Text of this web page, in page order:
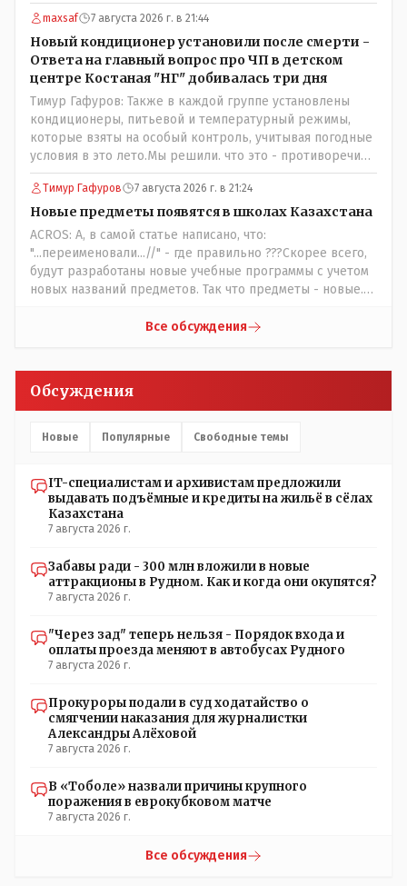
наверху , близко расположенные к гос.бюджету-
наверняка они знают что делают.
maxsaf 7 августа 2026 г. в 21:44
Новый кондиционер установили после смерти -
Ответа на главный вопрос про ЧП в детском
центре Костаная "НГ" добивалась три дня
Тимур Гафуров: Также в каждой группе установлены
кондиционеры, питьевой и температурный режимы,
которые взяты на особый контроль, учитывая погодные
условия в это лето.Мы решили. что это - противоречие.
Вы считаете иначе?Ну тут противоречия нет. Этот
комментарий прозвучал на следующий день после
трагедии, то есть 29 июля, когда спешно установили и
воду, и новые кондиционеры, и впервые поставили
температурный режим на контроль. То есть первая
часть - информация до трагедии, вторая часть -
информация после трагедии, когда все уже было
Тимур Гафуров 7 августа 2026 г. в 21:24
Новые предметы появятся в школах Казахстана
ACROS: А, в самой статье написано, что:
"...переименовали...//" - где правильно ???Скорее всего,
будут разработаны новые учебные программы с учетом
новых названий предметов. Так что предметы - новые.
Все обсуждения
Обсуждения
Новые Популярные Свободные темы
IT-специалистам и архивистам предложили
выдавать подъёмные и кредиты на жильё в сёлах
Казахстана
7 августа 2026 г.
Забавы ради - 300 млн вложили в новые
аттракционы в Рудном. Как и когда они окупятся?
7 августа 2026 г.
"Через зад" теперь нельзя - Порядок входа и
оплаты проезда меняют в автобусах Рудного
7 августа 2026 г.
Прокуроры подали в суд ходатайство о
смягчении наказания для журналистки
Александры Алёховой
7 августа 2026 г.
В «Тоболе» назвали причины крупного
поражения в еврокубковом матче
7 августа 2026 г.
Все обсуждения